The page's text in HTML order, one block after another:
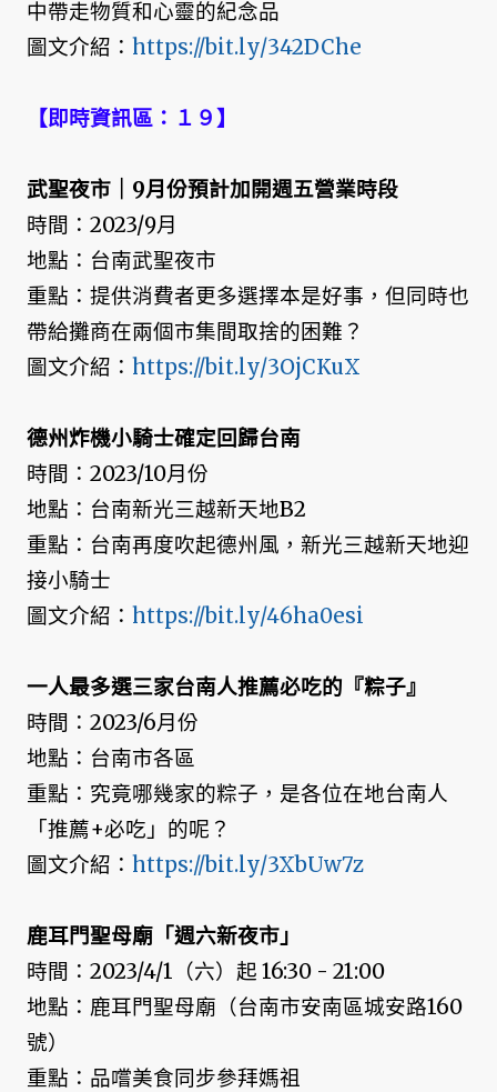
中帶走物質和心靈的紀念品
圖文介紹： https://bit.ly/342DChe
【即時資訊區：１９】
武聖夜市｜9月份預計加開週五營業時段
時間：2023/9月
地點：台南武聖夜市
重點：提供消費者更多選擇本是好事，但同時也
帶給攤商在兩個市集間取捨的困難？
圖文介紹： https://bit.ly/3OjCKuX
德州炸機小騎士確定回歸台南
時間：2023/10月份
地點：台南新光三越新天地B2
重點：台南再度吹起德州風，新光三越新天地迎
接小騎士
圖文介紹： https://bit.ly/46ha0esi
一人最多選三家台南人推薦必吃的『粽子』
時間：2023/6月份
地點：台南市各區
重點：究竟哪幾家的粽子，是各位在地台南人
「推薦+必吃」的呢？
圖文介紹： https://bit.ly/3XbUw7z
鹿耳門聖母廟「週六新夜市」
時間：2023/4/1（六）起 16:30 - 21:00
地點：鹿耳門聖母廟（台南市安南區城安路160
號）
重點：品嚐美食同步參拜媽祖